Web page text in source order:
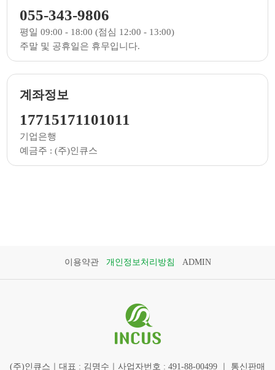
055-343-9806
평일 09:00 - 18:00 (점심 12:00 - 13:00)
주말 및 공휴일은 휴무입니다.
계좌정보
17715171101011
기업은행
예금주 : (주)인큐스
이용약관 개인정보처리방침 ADMIN
(주)인큐스｜대표 : 김명수｜사업자번호 : 491-88-00499 ｜ 통신판매